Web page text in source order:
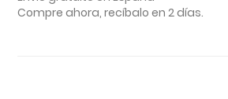
Compre ahora, recíbalo en 2 días.